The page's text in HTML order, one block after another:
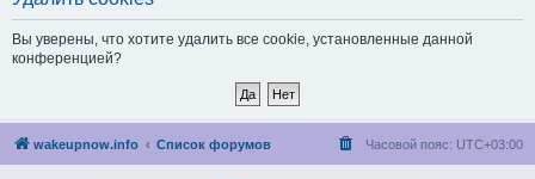
Вы уверены, что хотите удалить все cookie, установленные данной
конференцией?
wakeupnow.info Список форумов Часовой пояс: UTC+03:00